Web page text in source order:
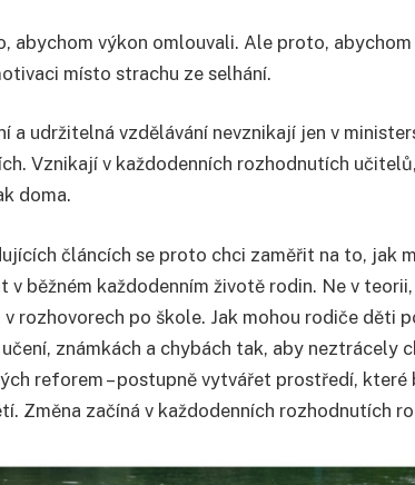
abychom výkon omlouvali. Ale proto,
místo strachu ze selhání.
a udržitelná vzdělávání nevznikají jen v
Vznikají v každodenních rozhodnutích
doma.
článcích se proto chci zaměřit na to, jak
v běžném každodenním životě rodin. Ne v
v rozhovorech po škole. Jak mohou rodiče děti
známkách a chybách tak, aby neztrácely
reforem – postupně vytvářet prostředí, které
Změna začíná v každodenních rozhodnutích